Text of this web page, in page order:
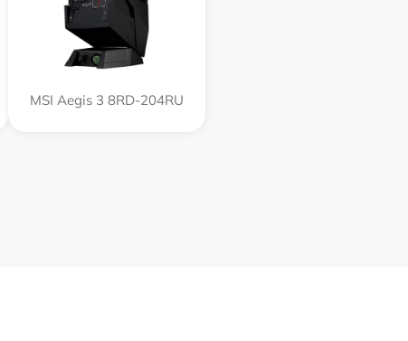
MSI Aegis 3 8RD-204RU